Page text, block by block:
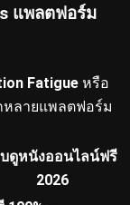
แพลตฟอร์ม
Fatigue หรือ
หลายแพลตฟอร์ม
บดูหนังออนไลน์ฟรี
2026